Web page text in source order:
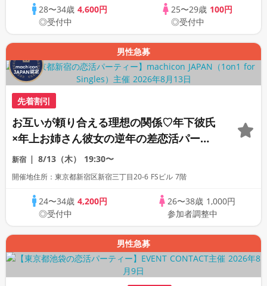
28〜34歳4,600円
◎受付中
25〜29歳 100円
◎受付中
男性急募
先着割引
お互いが頼り合える理想の関係♡年下彼氏
×年上お姉さん彼女の逆年の差恋活パーテ
ィー《全席半個室の上質な1対1相席専用会
場》《machicon JAPAN主催》《ドリン
新宿 8/13（木） 19:30〜
開催地住所：東京都新宿区新宿三丁目20-6 FSビル 7階
24〜34歳4,200円
◎受付中
26〜38歳 1,000円
参加者調整中
男性急募